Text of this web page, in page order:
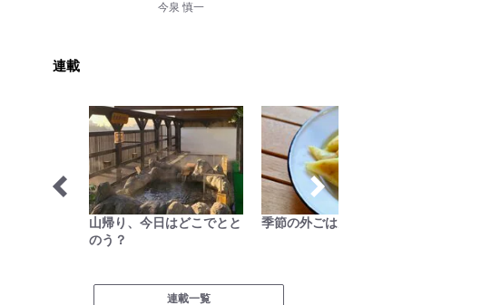
今泉 慎一
連載
山帰り、今日はどこでとと
のう？
季節の外ごはん
連載一覧